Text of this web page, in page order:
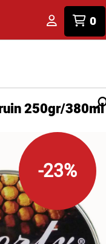
0
250gr/380ml
-23%